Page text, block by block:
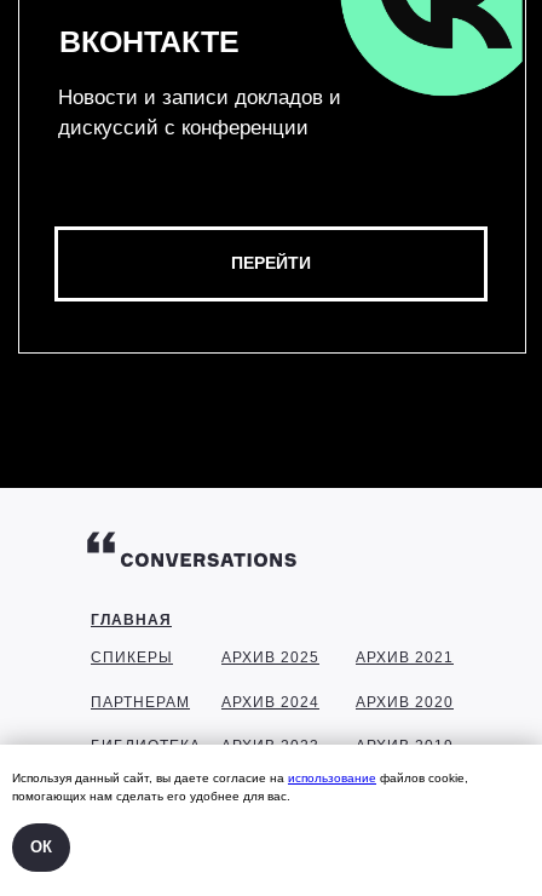
Используя данный сайт, вы даете согласие на использование файлов cookie,
помогающих нам сделать его удобнее для вас.
ОК
ГЛАВНАЯ
СПИКЕРЫ
ПАРТНЕРАМ
БИБЛИОТЕКА
ГАЛЕРЕЯ
АРХИВ 2025
АРХИВ 2024
АРХИВ 2023
АРХИВ 2022
АРХИВ 2021
АРХИВ 2020
АРХИВ 2019
АРХИВ 2018